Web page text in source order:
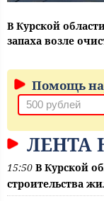
В Курской
запаха возле
Помощь
ЛЕНТА
15:50 В Курской
строительства